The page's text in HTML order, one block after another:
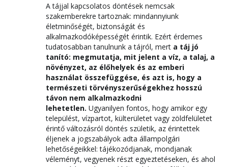
A tájjal kapcsolatos döntések nemcsak
szakemberekre tartoznak: mindannyiunk
életminőségét, biztonságát és
alkalmazkodóképességét érintik. Ezért érdemes
tudatosabban tanulnunk a tájról, mert a táj jó
tanító: megmutatja, mit jelent a víz, a talaj, a
növényzet, az élőhelyek és az emberi
használat összefüggése, és azt is, hogy a
természeti törvényszerűségekhez hosszú
távon nem alkalmazkodni
lehetetlen. Ugyanilyen fontos, hogy amikor egy
települést, vízpartot, külterületet vagy zöldfelületet
érintő változásról döntés születik, az érintettek
éljenek a jogszabályok adta állampolgári
lehetőségeikkel: tájékozódjanak, mondjanak
véleményt, vegyenek részt egyeztetéseken, és ahol